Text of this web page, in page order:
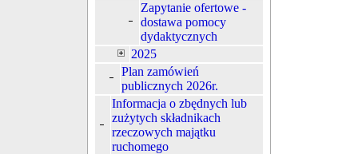
Zapytanie ofertowe -
dostawa pomocy
dydaktycznych
2025
Plan zamówień
publicznych 2026r.
Informacja o zbędnych lub
zużytych składnikach
rzeczowych majątku
ruchomego